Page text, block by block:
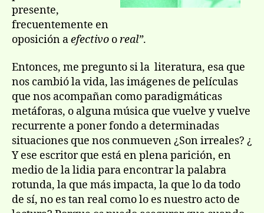
presente,
frecuentemente en
oposición aefectivo oreal”.
Entonces, me pregunto si la literatura, esa que
nos cambió la vida, las imágenes de películas
que nos acompañan como paradigmáticas
metáforas, o alguna música que vuelve y vuelve
recurrente a poner fondo a determinadas
situaciones que nos conmueven ¿Son irreales? ¿
Y ese escritor que está en plena parición, en
medio de la lidia para encontrar la palabra
rotunda, la que más impacta, la que lo da todo
de sí, no es tan real como lo es nuestro acto de